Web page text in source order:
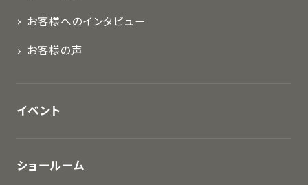
お客様へのインタビュー
お客様の声
イベント
ショールーム